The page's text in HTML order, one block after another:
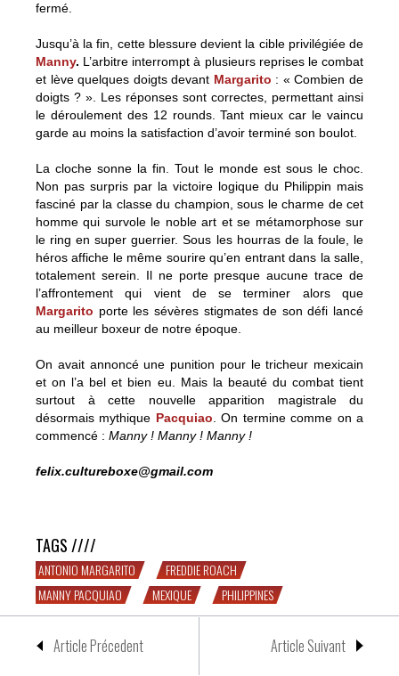
fermé.
Jusqu’à la fin, cette blessure devient la cible privilégiée de
Manny. L’arbitre interrompt à plusieurs reprises le combat
et lève quelques doigts devant Margarito : « Combien de
doigts ? ». Les réponses sont correctes, permettant ainsi
le déroulement des 12 rounds. Tant mieux car le vaincu
garde au moins la satisfaction d’avoir terminé son boulot.
La cloche sonne la fin. Tout le monde est sous le choc.
Non pas surpris par la victoire logique du Philippin mais
fasciné par la classe du champion, sous le charme de cet
homme qui survole le noble art et se métamorphose sur
le ring en super guerrier. Sous les hourras de la foule, le
héros affiche le même sourire qu’en entrant dans la salle,
totalement serein. Il ne porte presque aucune trace de
l’affrontement qui vient de se terminer alors que
Margarito porte les sévères stigmates de son défi lancé
au meilleur boxeur de notre époque.
On avait annoncé une punition pour le tricheur mexicain
et on l’a bel et bien eu. Mais la beauté du combat tient
surtout à cette nouvelle apparition magistrale du
désormais mythique Pacquiao. On termine comme on a
commencé : Manny ! Manny ! Manny !
felix.cultureboxe@gmail.com
TAGS ////
ANTONIO MARGARITO
FREDDIE ROACH
MANNY PACQUIAO
MEXIQUE PHILIPPINES
Article Précedent Article Suivant